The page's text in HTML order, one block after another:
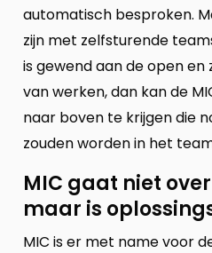
automatisch besproken.
zijn met zelfsturende
is gewend aan de open
van werken, dan kan de
naar boven te krijgen die
zouden worden in het
MIC gaat niet
maar is
MIC is er met name voor